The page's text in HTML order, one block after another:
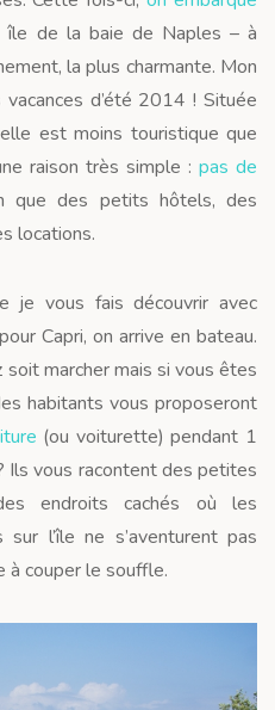
de la baie de Naples – à
la plus charmante. Mon
d’été 2014 ! Située
est moins touristique que
raison très simple : pas de
que des petits hôtels, des
locations.
je vous fais découvrir avec
Capri, on arrive en bateau.
marcher mais si vous êtes
habitants vous proposeront
(ou voiturette) pendant 1
Ils vous racontent des petites
endroits cachés où les
l’île ne s’aventurent pas
à couper le souffle.